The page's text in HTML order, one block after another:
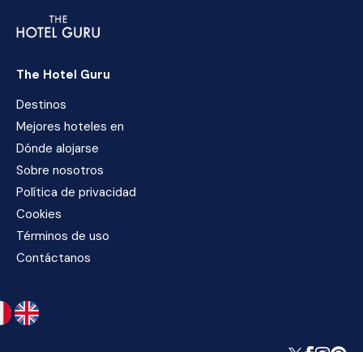
The Hotel Guru
Destinos
Mejores hoteles en
Dónde alojarse
Sobre nosotros
Política de privacidad
Cookies
Términos de uso
Contáctanos